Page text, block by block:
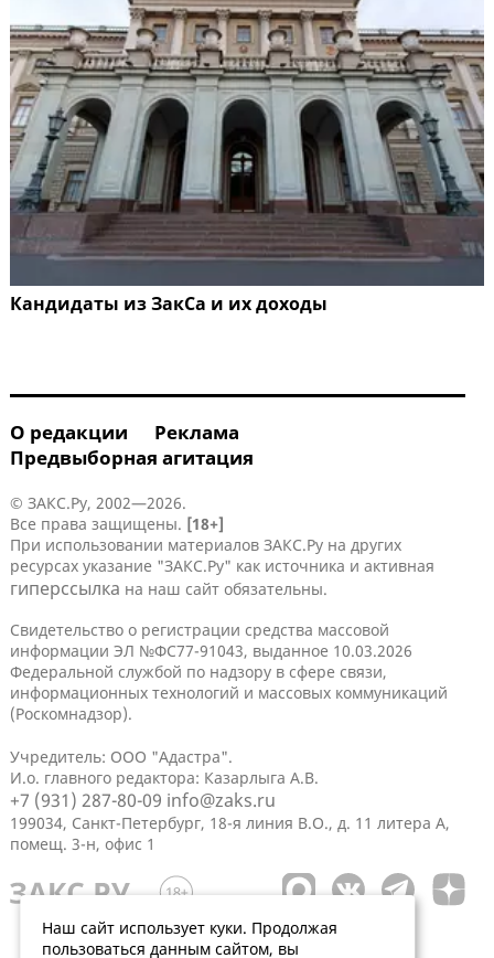
Кандидаты из ЗакСа и их доходы
О редакции
Реклама
Предвыборная агитация
© ЗАКС.Ру, 2002—2026.
Все права защищены. [18+]
При использовании материалов ЗАКС.Ру на других
ресурсах указание "ЗАКС.Ру" как источника и активная
гиперссылка на наш сайт обязательны.
Свидетельство о регистрации средства массовой
информации ЭЛ №ФС77-91043, выданное 10.03.2026
Федеральной службой по надзору в сфере связи,
информационных технологий и массовых коммуникаций
(Роскомнадзор).
Учредитель: ООО "Адастра".
И.о. главного редактора: Казарлыга А.В.
+7 (931) 287-80-09 info@zaks.ru
199034, Санкт-Петербург, 18-я линия В.О., д. 11 литера А,
помещ. 3-н, офис 1
Наш сайт использует куки. Продолжая
пользоваться данным сайтом, вы